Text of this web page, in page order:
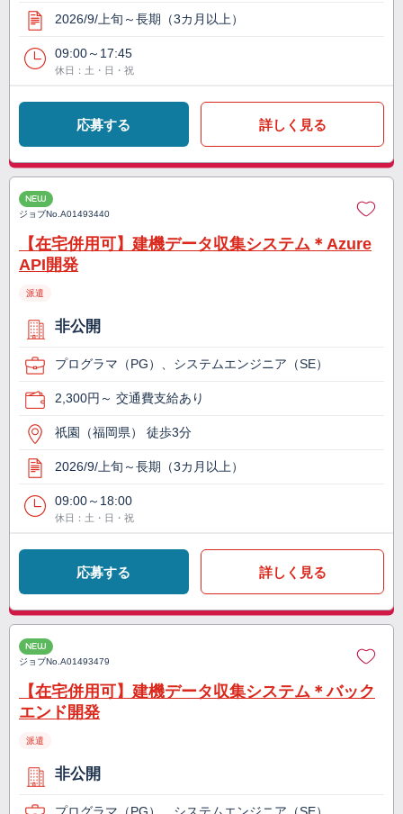
2026/9/上旬～長期（3カ月以上）
09:00～17:45
休日：土・日・祝
応募する 詳しく見る
NEW
ジョブNo.A01493440
【在宅併用可】建機データ収集システム＊Azure
API開発
派遣
非公開
プログラマ（PG）、システムエンジニア（SE）
2,300円～ 交通費支給あり
祇園（福岡県） 徒歩3分
2026/9/上旬～長期（3カ月以上）
09:00～18:00
休日：土・日・祝
応募する 詳しく見る
NEW
ジョブNo.A01493479
【在宅併用可】建機データ収集システム＊バック
エンド開発
派遣
非公開